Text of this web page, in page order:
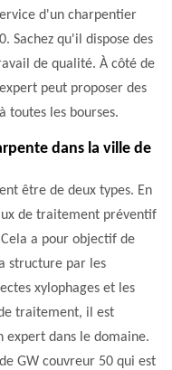
d'un charpentier
Sachez qu'il dispose des
de qualité. À côté de
peut proposer des
toutes les bourses.
dans la ville de
être de deux types. En
de traitement préventif
a pour objectif de
structure par les
xylophages et les
traitement, il est
expert dans le domaine.
GW couvreur 50 qui est